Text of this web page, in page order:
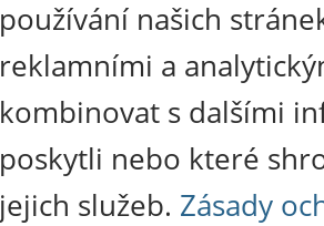
používání našich
reklamními a
kombinovat s dalšími
poskytli nebo které
jejich služeb. Zásady